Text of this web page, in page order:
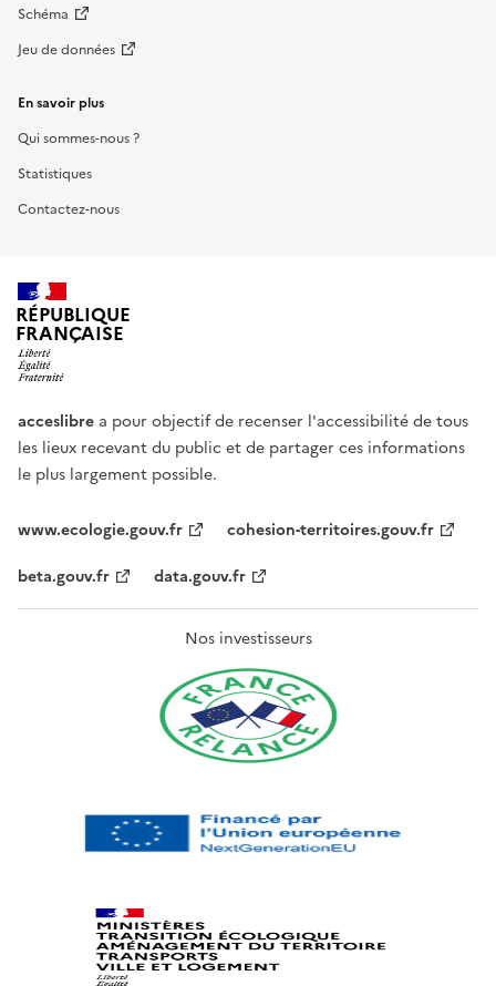
Schéma
Jeu de données
En savoir plus
Qui sommes-nous ?
Statistiques
Contactez-nous
RÉPUBLIQUE
FRANÇAISE
acceslibre a pour objectif de recenser l'accessibilité de tous
les lieux recevant du public et de partager ces informations
le plus largement possible.
www.ecologie.gouv.fr
cohesion-territoires.gouv.fr
beta.gouv.fr
data.gouv.fr
Nos investisseurs